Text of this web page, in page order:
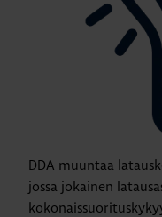
DDA muuntaa
jossa jokainen